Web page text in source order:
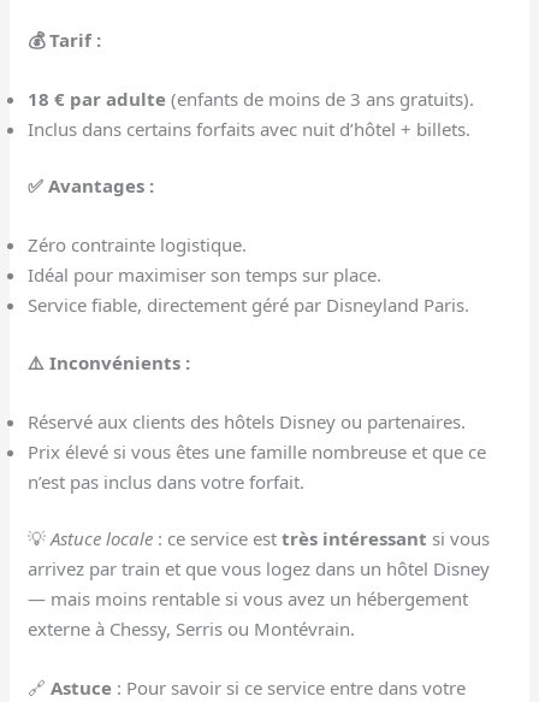
💰 Tarif :
18 € par adulte (enfants de moins de 3 ans gratuits).
Inclus dans certains forfaits avec nuit d’hôtel + billets.
✅ Avantages :
Zéro contrainte logistique.
Idéal pour maximiser son temps sur place.
Service fiable, directement géré par Disneyland Paris.
⚠️ Inconvénients :
Réservé aux clients des hôtels Disney ou partenaires.
Prix élevé si vous êtes une famille nombreuse et que ce
n’est pas inclus dans votre forfait.
💡Astuce locale : ce service esttrès intéressant si vous
arrivez par train et que vous logez dans un hôtel Disney
— mais moins rentable si vous avez un hébergement
externe à Chessy, Serris ou Montévrain.
🔗Astuce : Pour savoir si ce service entre dans votre